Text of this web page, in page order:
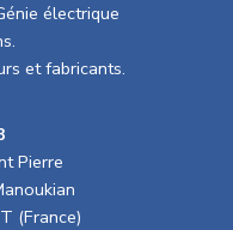
électrique
et fabricants.
Pierre
(France)